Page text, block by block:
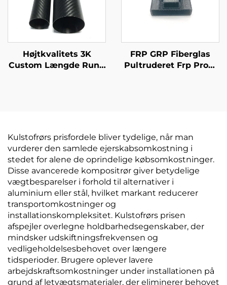
Højtkvalitets 3K
Custom Længde Rund
FRP GRP Fiberglas
Pultruderet Frp Profil
Kulstofrørs prisfordele bliver tydelige, når man
vurderer den samlede ejerskabsomkostning i
stedet for alene de oprindelige købsomkostninger.
Disse avancerede kompositrør giver betydelige
vægtbesparelser i forhold til alternativer i
aluminium eller stål, hvilket markant reducerer
transportomkostninger og
installationskompleksitet. Kulstofrørs prisen
afspejler overlegne holdbarhedsegenskaber, der
mindsker udskiftningsfrekvensen og
vedligeholdelsesbehovet over længere
tidsperioder. Brugere oplever lavere
arbejdskraftsomkostninger under installationen på
grund af letvægtsmaterialer, der eliminerer behovet